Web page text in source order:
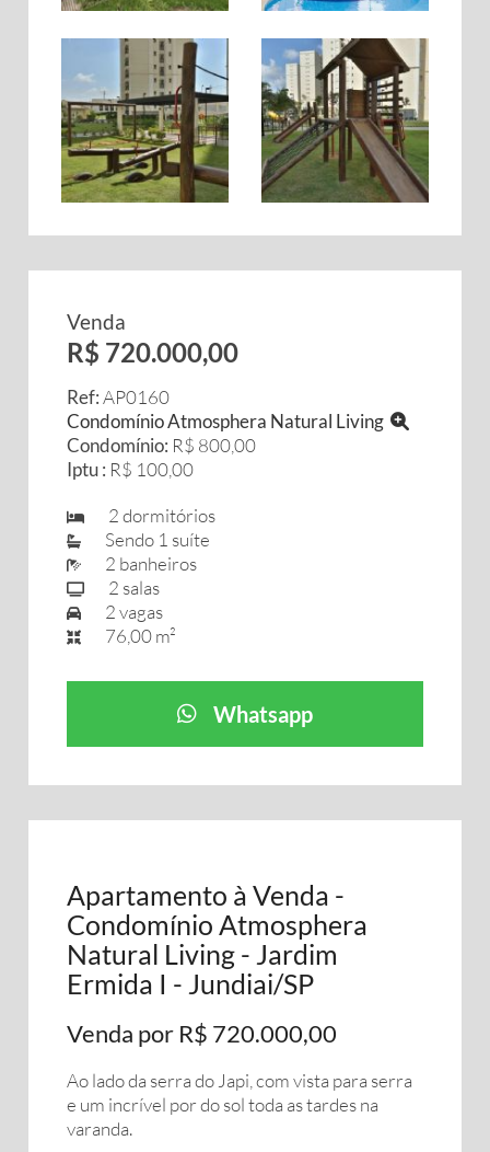
Venda
R$ 720.000,00
Ref:AP0160
Condomínio Atmosphera Natural Living
Condomínio: R$ 800,00
Iptu : R$ 100,00
2 dormitórios
Sendo 1 suíte
2 banheiros
2 salas
2 vagas
76,00 m²
Whatsapp
Apartamento à Venda -
Condomínio Atmosphera
Natural Living - Jardim
Ermida I - Jundiai/SP
Venda por R$ 720.000,00
Ao lado da serra do Japi, com vista para serra
e um incrível por do sol toda as tardes na
varanda.